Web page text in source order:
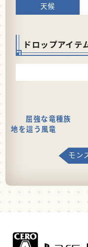
ドロップアイテ
屈強な竜種族
地を這う風竜
モン